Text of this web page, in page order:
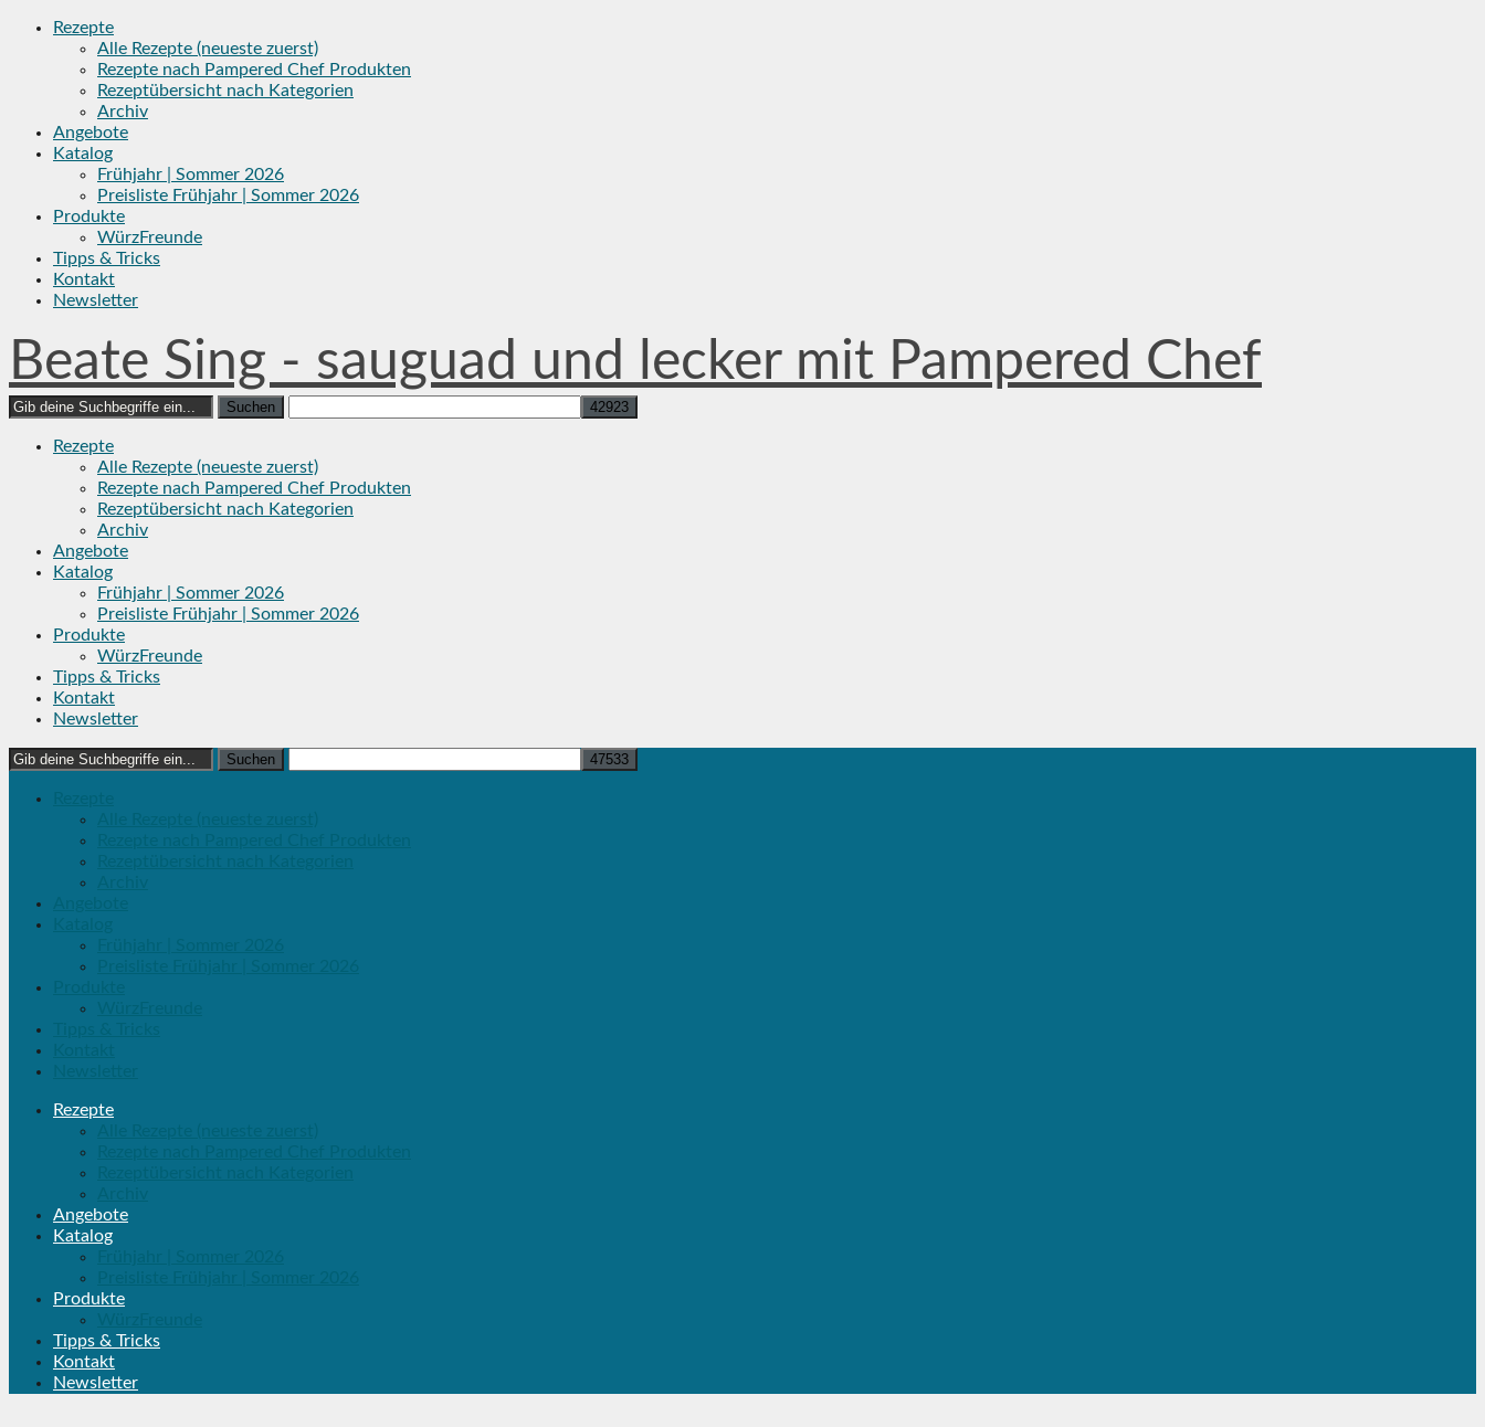
Skip
Rezepte
Alle Rezepte (neueste zuerst)
Rezepte nach Pampered Chef Produkten
Rezeptübersicht nach Kategorien
Archiv
Angebote
Katalog
Frühjahr | Sommer 2026
Preisliste Frühjahr | Sommer 2026
Produkte
WürzFreunde
Tipps & Tricks
Kontakt
Newsletter
Beate Sing - sauguad und lecker mit Pampered Chef
Search
Rezepte
Alle Rezepte (neueste zuerst)
Rezepte nach Pampered Chef Produkten
Rezeptübersicht nach Kategorien
Archiv
Angebote
Katalog
Frühjahr | Sommer 2026
Preisliste Frühjahr | Sommer 2026
Produkte
WürzFreunde
Tipps & Tricks
Kontakt
Newsletter
Search
Rezepte
Angebote
Katalog
Produkte
Tipps & Tricks
Kontakt
Newsletter